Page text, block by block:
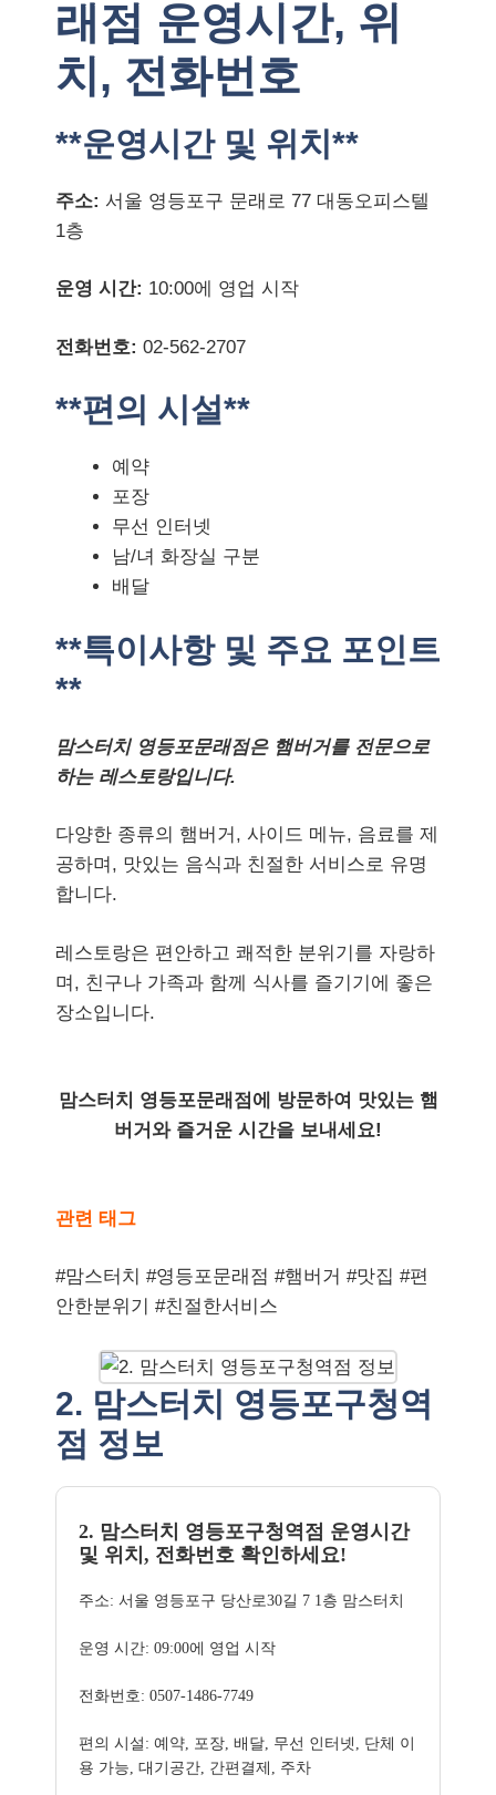
래점 운영시간, 위
치, 전화번호
**운영시간 및 위치**
주소: 서울 영등포구 문래로 77 대동오피스텔
1층
운영 시간: 10:00에 영업 시작
전화번호: 02-562-2707
**편의 시설**
예약
포장
무선 인터넷
남/녀 화장실 구분
배달
**특이사항 및 주요 포인트
**
맘스터치 영등포문래점은 햄버거를 전문으로
하는 레스토랑입니다.
다양한 종류의 햄버거, 사이드 메뉴, 음료를 제
공하며, 맛있는 음식과 친절한 서비스로 유명
합니다.
레스토랑은 편안하고 쾌적한 분위기를 자랑하
며, 친구나 가족과 함께 식사를 즐기기에 좋은
장소입니다.
맘스터치 영등포문래점에 방문하여 맛있는 햄
버거와 즐거운 시간을 보내세요!
관련 태그
#맘스터치 #영등포문래점 #햄버거 #맛집 #편
안한분위기 #친절한서비스
2. 맘스터치 영등포구청역
점 정보
2. 맘스터치 영등포구청역점 운영시간
및 위치, 전화번호 확인하세요!
주소: 서울 영등포구 당산로30길 7 1층 맘스터치
운영 시간: 09:00에 영업 시작
전화번호: 0507-1486-7749
편의 시설: 예약, 포장, 배달, 무선 인터넷, 단체 이
용 가능, 대기공간, 간편결제, 주차